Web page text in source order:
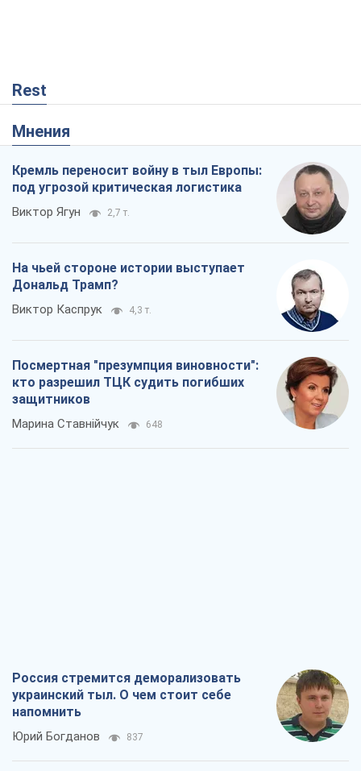
Rest
Мнения
Кремль переносит войну в тыл Европы:
под угрозой критическая логистика
Виктор Ягун 2,7 т.
На чьей стороне истории выступает
Дональд Трамп?
Виктор Каспрук 4,3 т.
Посмертная "презумпция виновности":
кто разрешил ТЦК судить погибших
защитников
Марина Ставнійчук 648
Россия стремится деморализовать
украинский тыл. О чем стоит себе
напомнить
Юрий Богданов 837